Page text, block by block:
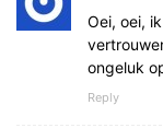
Oei, oei,
ongeluk
Reply